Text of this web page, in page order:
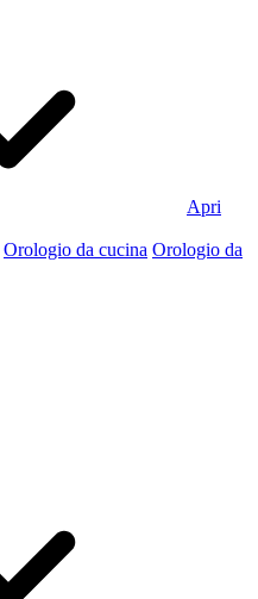
Apri
Orologio da cucina Orologio da